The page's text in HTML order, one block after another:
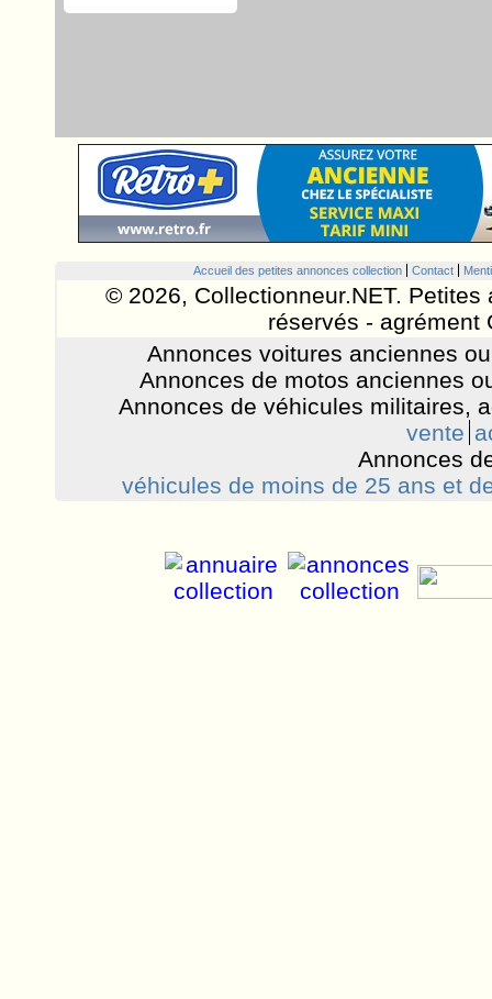
Accueil des petites annonces collection Contact
© 2026, Collectionneur.NET.
réservés - agrément
Annonces voitures anciennes
Annonces de motos anciennes
Annonces de véhicules militaires,
vente
Annonces
véhicules de moins de 25 ans et